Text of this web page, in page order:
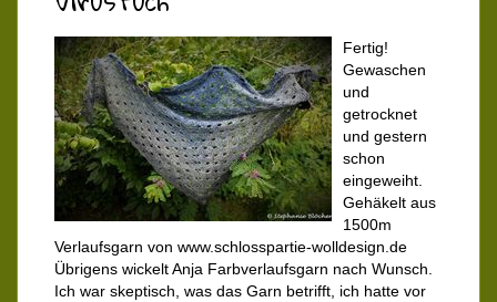
Fertig!
Gewaschen
und
getrocknet
und gestern
schon
eingeweiht.
Gehäkelt aus
1500m
Verlaufsgarn von www.schlosspartie-wolldesign.de
Übrigens wickelt Anja Farbverlaufsgarn nach Wunsch.
Ich war skeptisch, was das Garn betrifft, ich hatte vor